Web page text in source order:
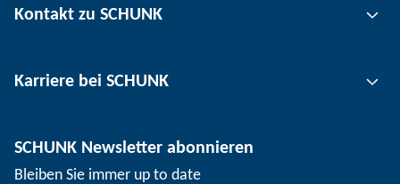
Automatisierungstechnik
Werkstückspanntechnik
Kontakt zu SCHUNK
Standorte
Veranstaltungen
Karriere bei SCHUNK
Arbeiten bei SCHUNK
SCHUNK Newsletter abonnieren
Bleiben Sie immer up to date